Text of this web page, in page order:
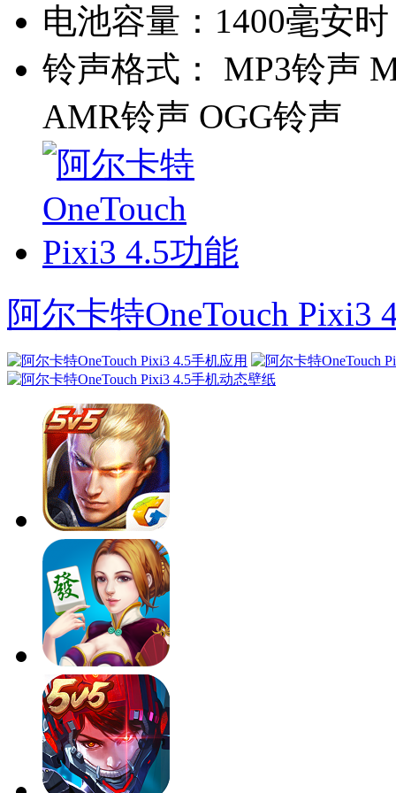
电池容量： 1400毫安时
铃声格式：
MP3铃声
AMR铃声 OGG铃声
阿尔卡特OneTouch Pixi3